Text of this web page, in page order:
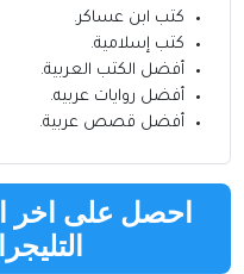
كتب ابن عساكر.
كتب إسلامية.
أفضل الكتب العربية.
أفضل روايات عربيه.
أفضل قصص عربية.
احصل على اخر